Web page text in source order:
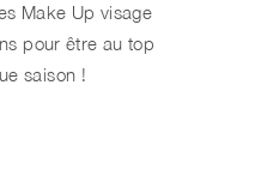
Make Up visage
pour être au top
saison !